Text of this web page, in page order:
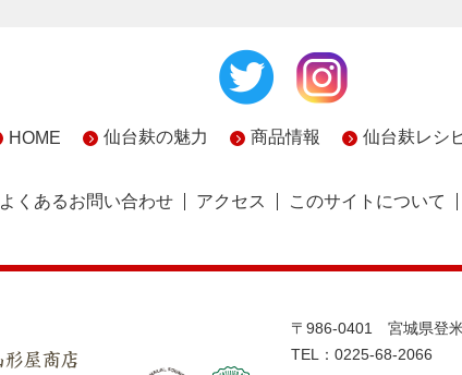
HOME 仙台麸の魅力 商品情報 仙台麸レシ
よくあるお問い合わせ アクセス このサイトについて
〒986-0401 宮城県登
TEL：0225-68-2066